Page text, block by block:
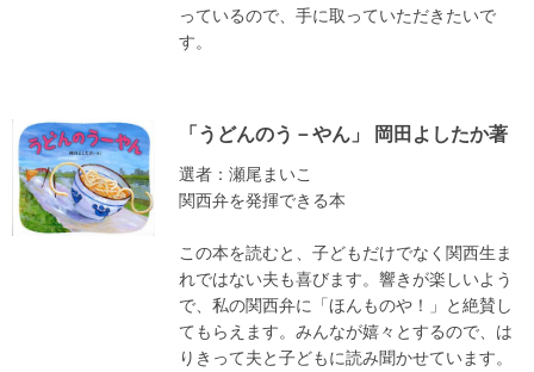
っているので、手に取っていただきたいで
す。
「うどんのう－やん」 岡田よしたか著
選者：瀬尾まいこ
関西弁を発揮できる本
この本を読むと、子どもだけでなく関西生ま
れではない夫も喜びます。響きが楽しいよう
で、私の関西弁に「ほんものや！」と絶賛し
てもらえます。みんなが嬉々とするので、は
りきって夫と子どもに読み聞かせています。